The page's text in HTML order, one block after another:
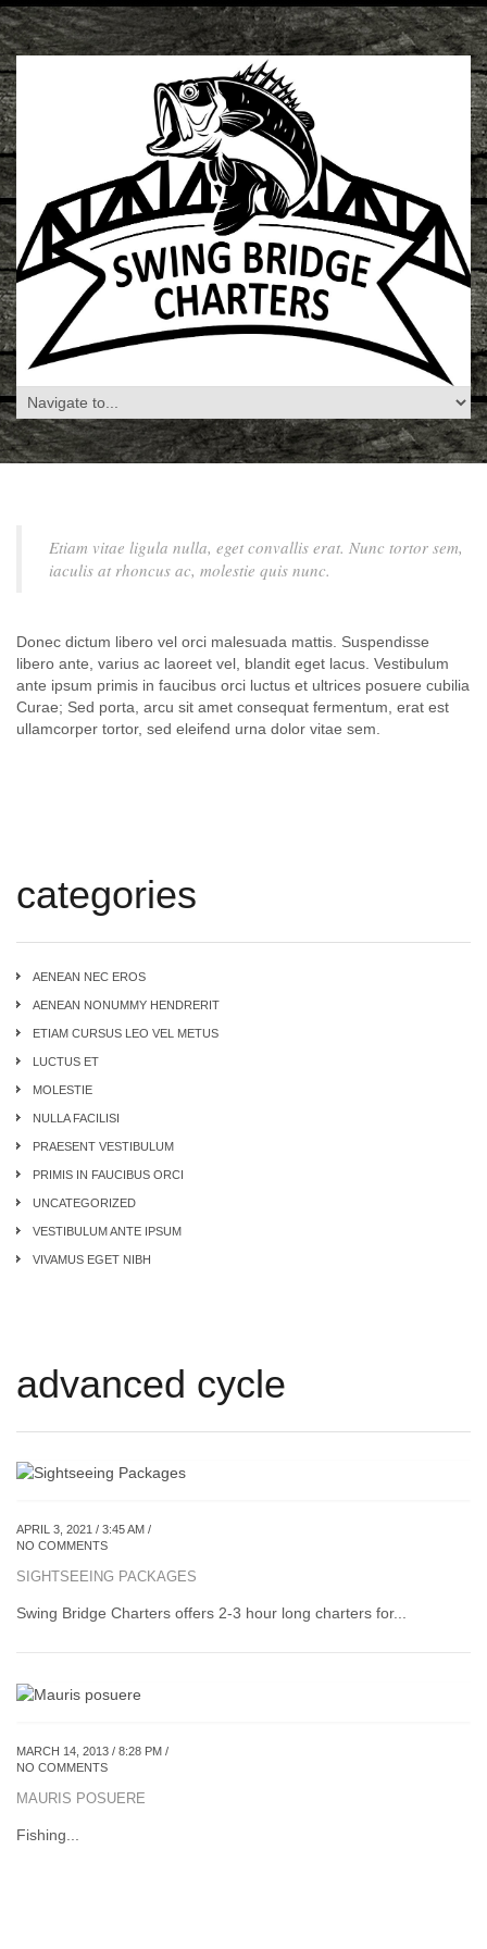
Etiam vitae ligula nulla, eget convallis erat. Nunc tortor sem,
iaculis at rhoncus ac, molestie quis nunc.
Donec dictum libero vel orci malesuada mattis. Suspendisse
libero ante, varius ac laoreet vel, blandit eget lacus. Vestibulum
ante ipsum primis in faucibus orci luctus et ultrices posuere cubilia
Curae; Sed porta, arcu sit amet consequat fermentum, erat est
ullamcorper tortor, sed eleifend urna dolor vitae sem.
categories
AENEAN NEC EROS
AENEAN NONUMMY HENDRERIT
ETIAM CURSUS LEO VEL METUS
LUCTUS ET
MOLESTIE
NULLA FACILISI
PRAESENT VESTIBULUM
PRIMIS IN FAUCIBUS ORCI
UNCATEGORIZED
VESTIBULUM ANTE IPSUM
VIVAMUS EGET NIBH
advanced cycle
APRIL 3, 2021 / 3:45 AM /
NO COMMENTS
SIGHTSEEING PACKAGES
Swing Bridge Charters offers 2-3 hour long charters for...
MARCH 14, 2013 / 8:28 PM /
NO COMMENTS
MAURIS POSUERE
Fishing...